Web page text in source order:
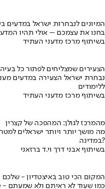
המיונים לנבחרות ישראל במדעים
בחנו את עצמכם – אולי תהיו
בשיתוף מרכז מדעני העתיד
הצעירים שמצליחים לפתור כל
נבחרת ישראל הצעירה במדעים
ללימודים
בשיתוף מרכז מדעני העתיד
מהמרכז לגולן: המהפכה של קצרין
מה מושך יותר ויותר ישראלים
במדינה?
בשיתוף אבני דרך וי.ד ברזאני
המקום הכי טוב באיצטדיון - שלכם
המונדיאל עם מסכי Dreame - כמו שעוד לא ראיתם ולא שמעתם